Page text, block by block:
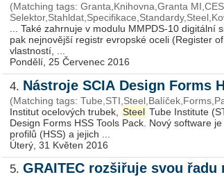
(Matching tags: Granta,Knihovna,Granta MI,CES
... Také zahrnuje v modulu MMPDS-10
pak nejnovější registr evropské oceli (Register
vlastností, ...
Pondělí, 25 Červenec 2016
4. Nástroje SCIA Design Forms
(Matching tags:
Institut ocelových trubek,
Steel Tube Institute
Design Forms HSS Tools Pack. Nový software
profilů (HSS) a jejich ...
Úterý, 31 Květen 2016
5. GRAITEC rozšiřuje svou řadu